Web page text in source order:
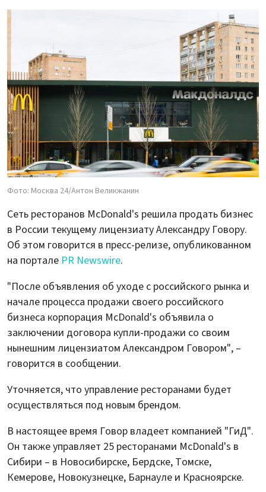
Фото: Москва 24/Антон Великжанин
Сеть ресторанов McDonald's решила продать бизнес
в России текущему лицензиату Александру Говору.
Об этом говорится в пресс-релизе, опубликованном
на портале PR Newswire.
"После объявления об уходе с российского рынка и
начале процесса продажи своего российского
бизнеса корпорация McDonald's объявила о
заключении договора купли-продажи со своим
нынешним лицензиатом Александром Говором", –
говорится в сообщении.
Уточняется, что управление ресторанами будет
осуществляться под новым брендом.
В настоящее время Говор владеет компанией "ГиД".
Он также управляет 25 ресторанами McDonald's в
Сибири – в Новосибирске, Бердске, Томске,
Кемерове, Новокузнецке, Барнауле и Красноярске.